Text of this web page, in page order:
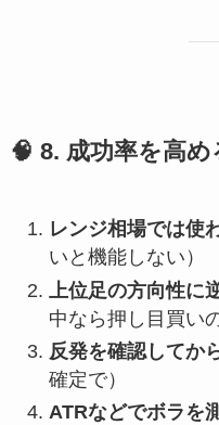
🧠 8. 成功率を高め
レンジ相場では使
いと機能しない）
上位足の方向性に
中なら押し目買い
反発を確認してか
確定で）
ATRなどでボラを